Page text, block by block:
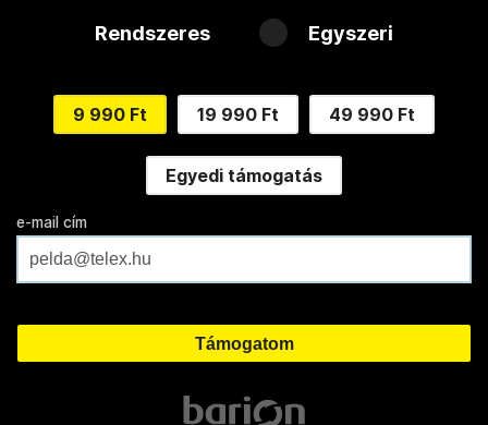
Rendszeres Egyszeri
9 990 Ft 19 990 Ft 49 990 Ft
Egyedi támogatás
e-mail cím